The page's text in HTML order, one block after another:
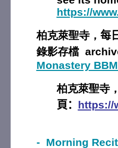
https://
柏克萊聖寺， 每
錄影存檔
Monastery
柏克萊聖寺
頁： https://
- Morning